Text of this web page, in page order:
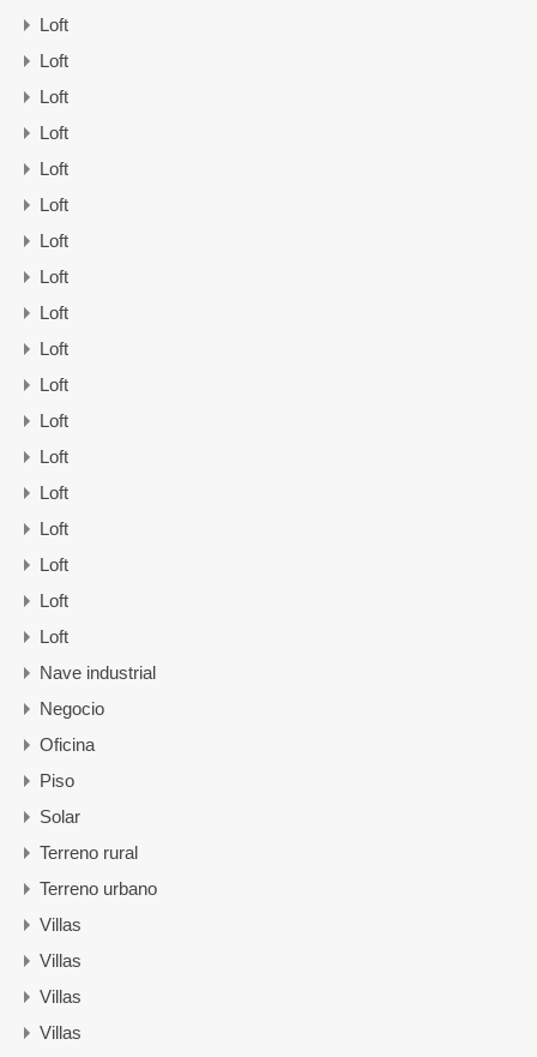
Loft
Loft
Loft
Loft
Loft
Loft
Loft
Loft
Loft
Loft
Loft
Loft
Loft
Loft
Loft
Loft
Loft
Loft
Nave industrial
Negocio
Oficina
Piso
Solar
Terreno rural
Terreno urbano
Villas
Villas
Villas
Villas